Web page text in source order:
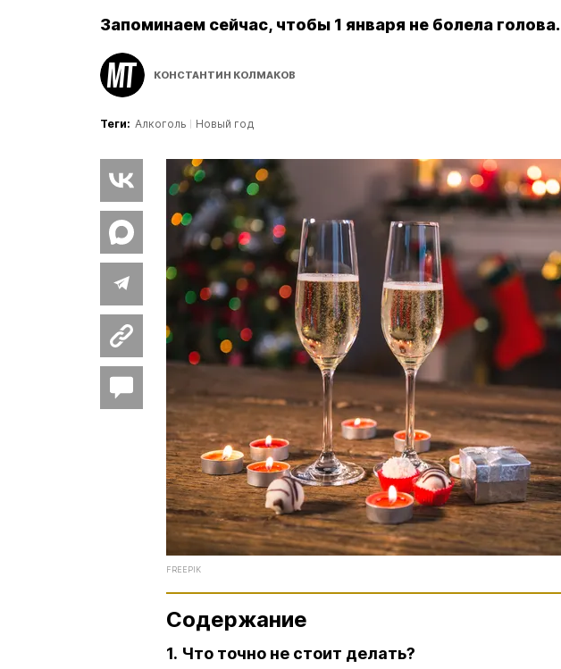
Запоминаем сейчас, чтобы 1 января не болела голова.
КОНСТАНТИН КОЛМАКОВ
Теги: Алкоголь Новый год
FREEPIK
Содержание
1. Что точно не стоит делать?